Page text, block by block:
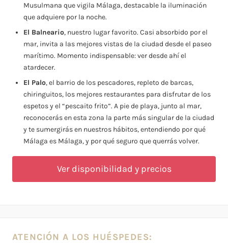
Musulmana que vigila Málaga, destacable la iluminación
que adquiere por la noche.
El Balneario, nuestro lugar favorito. Casi absorbido por el
mar, invita a las mejores vistas de la ciudad desde el paseo
marítimo. Momento indispensable: ver desde ahí el
atardecer.
El Palo, el barrio de los pescadores, repleto de barcas,
chiringuitos, los mejores restaurantes para disfrutar de los
espetos y el “pescaito frito”. A pie de playa, junto al mar,
reconocerás en esta zona la parte más singular de la ciudad
y te sumergirás en nuestros hábitos, entendiendo por qué
Málaga es Málaga, y por qué seguro que querrás volver.
Ver disponibilidad y precios
ATENCIÓN A LOS HUÉSPEDES: